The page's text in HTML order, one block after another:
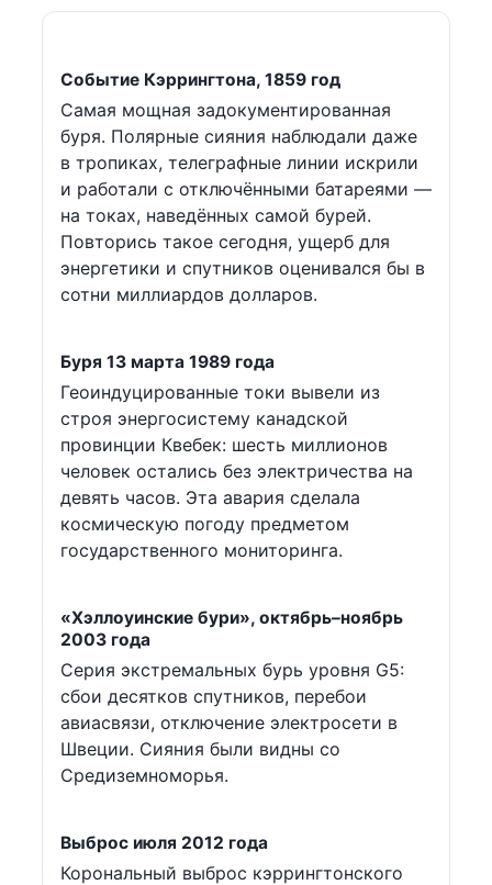
Событие Кэррингтона, 1859 год
Самая мощная задокументированная
буря. Полярные сияния наблюдали даже
в тропиках, телеграфные линии искрили
и работали с отключёнными батареями —
на токах, наведённых самой бурей.
Повторись такое сегодня, ущерб для
энергетики и спутников оценивался бы в
сотни миллиардов долларов.
Буря 13 марта 1989 года
Геоиндуцированные токи вывели из
строя энергосистему канадской
провинции Квебек: шесть миллионов
человек остались без электричества на
девять часов. Эта авария сделала
космическую погоду предметом
государственного мониторинга.
«Хэллоуинские бури», октябрь–ноябрь
2003 года
Серия экстремальных бурь уровня G5:
сбои десятков спутников, перебои
авиасвязи, отключение электросети в
Швеции. Сияния были видны со
Средиземноморья.
Выброс июля 2012 года
Корональный выброс кэррингтонского